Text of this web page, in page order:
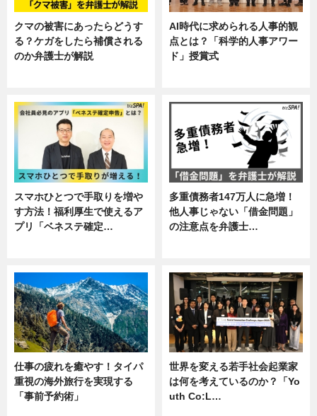
クマの被害にあったらどうす
る？ケガをしたら補償される
のか弁護士が解説
AI時代に求められる人事的観
点とは？「科学的人事アワー
ド」授賞式
スマホひとつで手取りを増や
す方法！福利厚生で使えるア
プリ「ベネステ確定…
多重債務者147万人に急増！
他人事じゃない「借金問題」
の注意点を弁護士…
仕事の疲れを癒やす！タイパ
重視の海外旅行を実現する
「事前予約術」
世界を変える若手社会起業家
は何を考えているのか？「Yo
uth Co:L…